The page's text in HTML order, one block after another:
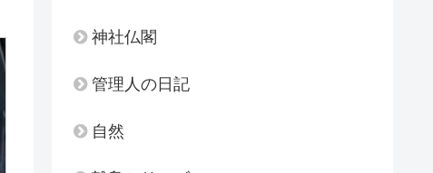
神社仏閣
管理人の日記
自然